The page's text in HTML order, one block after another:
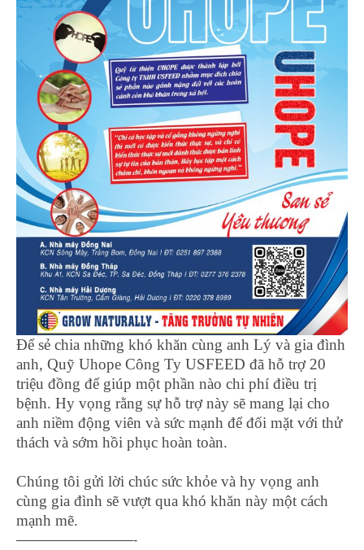
Để sẻ chia những khó khăn cùng anh Lý và gia đình
anh, Quỹ Uhope Công Ty USFEED đã hỗ trợ 20
triệu đồng để giúp một phần nào chi phí điều trị
bệnh. Hy vọng rằng sự hỗ trợ này sẽ mang lại cho
anh niềm động viên và sức mạnh để đối mặt với thử
thách và sớm hồi phục hoàn toàn.
Chúng tôi gửi lời chúc sức khỏe và hy vọng anh
cùng gia đình sẽ vượt qua khó khăn này một cách
mạnh mẽ.
—————————-